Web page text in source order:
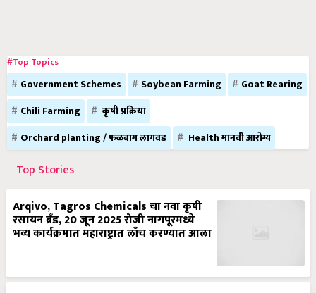
#Top Topics
Government Schemes Soybean Farming
Goat Rearing
Chili Farming
कृषी प्रक्रिया
Orchard planting / फळबाग लागवड
Health मानवी आरोग्य
Top Stories
Arqivo, Tagros Chemicals चा नवा कृषी
रसायन ब्रँड, 20 जून 2025 रोजी नागपूरमध्ये
भव्य कार्यक्रमात महाराष्ट्रात लाँच करण्यात आला